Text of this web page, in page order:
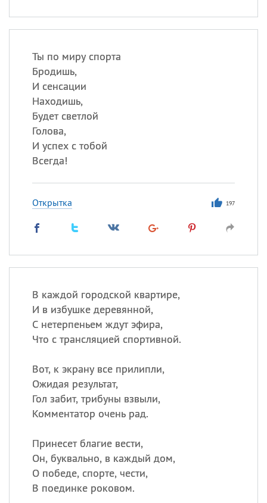
Ты по миру спорта
Бродишь,
И сенсации
Находишь,
Будет светлой
Голова,
И успех с тобой
Всегда!
Открытка 197
В каждой городской квартире,
И в избушке деревянной,
С нетерпеньем ждут эфира,
Что с трансляцией спортивной.
Вот, к экрану все прилипли,
Ожидая результат,
Гол забит, трибуны взвыли,
Комментатор очень рад.
Принесет благие вести,
Он, буквально, в каждый дом,
О победе, спорте, чести,
В поединке роковом.